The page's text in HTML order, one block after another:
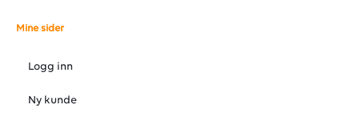
Mine sider
Logg inn
Ny kunde